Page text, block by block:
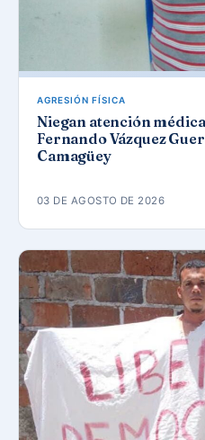
AGRESIÓN FÍSICA
Niegan atención
Fernando Vázquez
Camagüey
03 DE AGOSTO DE 2026